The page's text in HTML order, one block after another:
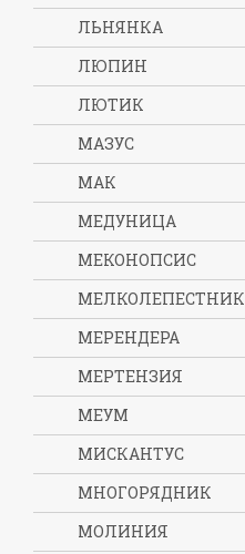
ЛЬНЯНКА
ЛЮПИН
ЛЮТИК
МАЗУС
МАК
МЕДУНИЦА
МЕКОНОПСИС
МЕЛКОЛЕПЕСТНИК
МЕРЕНДЕРА
МЕРТЕНЗИЯ
МЕУМ
МИСКАНТУС
МНОГОРЯДНИК
МОЛИНИЯ